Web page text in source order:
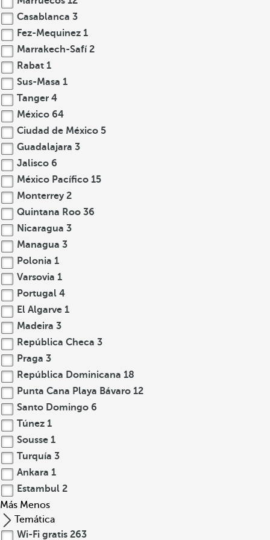
Casablanca 3
Fez-Mequinez 1
Marrakech-Safí2
Rabat 1
Sus-Masa 1
Tanger 4
México 64
Ciudad de México 5
Guadalajara 3
Jalisco 6
México Pacífico 15
Monterrey 2
Quintana Roo 36
Nicaragua 3
Managua 3
Polonia 1
Varsovia 1
Portugal 4
El Algarve 1
Madeira 3
República Checa 3
Praga 3
República Dominicana 18
Punta Cana Playa Bávaro 12
Santo Domingo 6
Túnez 1
Sousse 1
Turquía 3
Ankara 1
Estambul 2
Más Menos
Temática
Wi-Fi gratis 263